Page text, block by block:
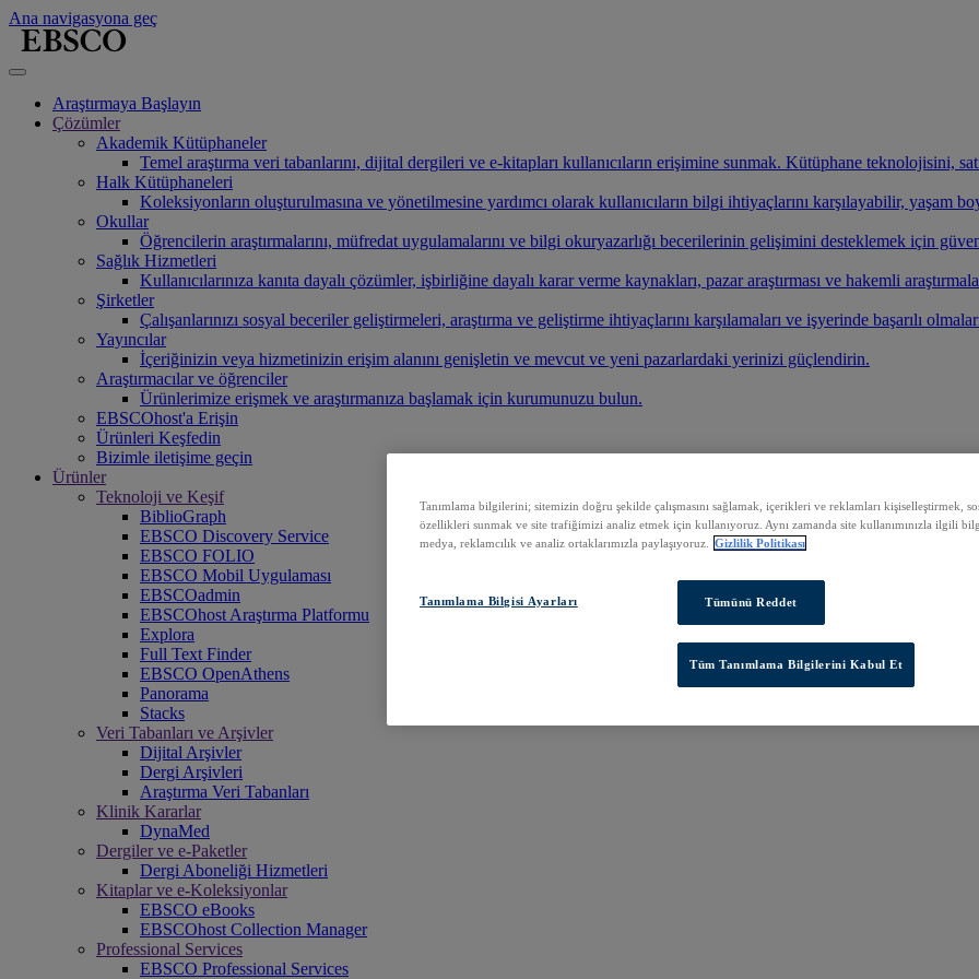
Ana navigasyona geç
Araştırmaya Başlayın
Çözümler
Akademik Kütüphaneler
Temel araştırma veri tabanlarını, dijital dergileri ve e-kitapları kullanıcıların erişimine sunmak. Kütüphane teknolojisini,
Halk Kütüphaneleri
Koleksiyonların oluşturulmasına ve yönetilmesine yardımcı olarak kullanıcıların bilgi ihtiyaçlarını karşılayabilir, yaşam
Okullar
Öğrencilerin araştırmalarını, müfredat uygulamalarını ve bilgi okuryazarlığı becerilerinin gelişimini desteklemek için
Sağlık Hizmetleri
Kullanıcılarınıza kanıta dayalı çözümler, işbirliğine dayalı karar verme kaynakları, pazar araştırması ve hakemli
Şirketler
Çalışanlarınızı sosyal beceriler geliştirmeleri, araştırma ve geliştirme ihtiyaçlarını karşılamaları ve işyerinde başarılı
Yayıncılar
İçeriğinizin veya hizmetinizin erişim alanını genişletin ve mevcut ve yeni pazarlardaki yerinizi güçlendirin.
Araştırmacılar ve öğrenciler
Ürünlerimize erişmek ve araştırmanıza başlamak için kurumunuzu bulun.
EBSCOhost'a Erişin
Ürünleri Keşfedin
Bizimle iletişime geçin
Ürünler
Teknoloji ve Keşif
BiblioGraph
EBSCO Discovery Service
EBSCO FOLIO
EBSCO Mobil Uygulaması
EBSCOadmin
EBSCOhost Araştırma Platformu
Explora
Full Text Finder
EBSCO OpenAthens
Panorama
Stacks
Veri Tabanları ve Arşivler
Dijital Arşivler
Dergi Arşivleri
Araştırma Veri Tabanları
Klinik Kararlar
DynaMed
Dergiler ve e-Paketler
Dergi Aboneliği Hizmetleri
Kitaplar ve e-Koleksiyonlar
EBSCO eBooks
EBSCOhost Collection Manager
Professional Services
EBSCO Professional Services
Tanımlama bilgilerini; sitemizin doğru şekilde çalışmasını sağlamak, içerikleri ve reklamları kişiselleştirmek,
özellikleri sunmak ve site trafiğimizi analiz etmek için kullanıyoruz. Aynı zamanda site kullanımınızla ilgili
medya, reklamcılık ve analiz ortaklarımızla paylaşıyoruz.
Gizlilik Politikası
Tanımlama Bilgisi Ayarları Tümünü Reddet
Tüm Tanımlama Bilgilerini Kabul Et